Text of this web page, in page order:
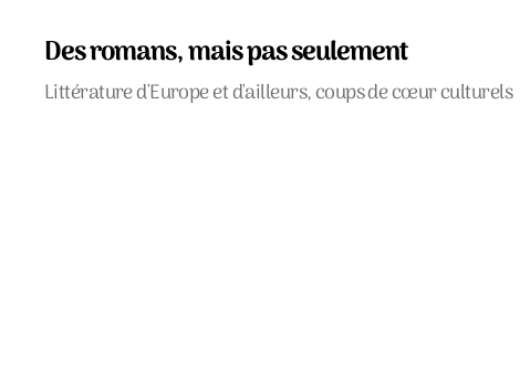
Des romans, mais pas seulement
Littérature d'Europe et d'ailleurs, coups de cœur culturels